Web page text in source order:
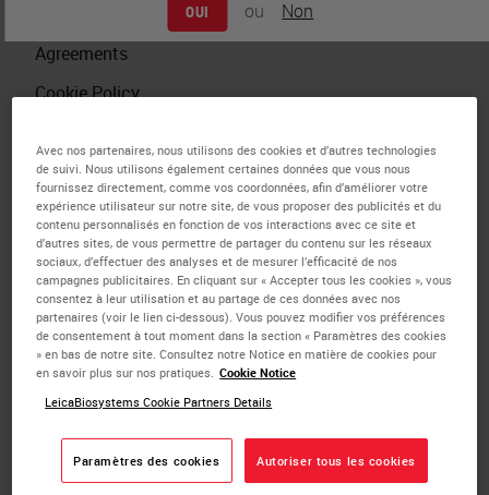
OUI ou Non
Politique de confidentialité
Agreements
Cookie Policy
Mentions légales
Investigator Initiated Study
Siège social international
Leica Biosystems Nussloch GmbH
Heidelberger Straße 17-19 69226 Nussloch
(Allemagne)
Avec nos partenaires, nous utilisons des cookies et d’autres technologies
de suivi. Nous utilisons également certaines données que vous nous
fournissez directement, comme vos coordonnées, afin d’améliorer votre
expérience utilisateur sur notre site, de vous proposer des publicités et du
contenu personnalisés en fonction de vos interactions avec ce site et
d’autres sites, de vous permettre de partager du contenu sur les réseaux
sociaux, d’effectuer des analyses et de mesurer l’efficacité de nos
campagnes publicitaires. En cliquant sur « Accepter tous les cookies », vous
consentez à leur utilisation et au partage de ces données avec nos
partenaires (voir le lien ci-dessous). Vous pouvez modifier vos préférences
de consentement à tout moment dans la section « Paramètres des cookies
» en bas de notre site. Consultez notre Notice en matière de cookies pour
en savoir plus sur nos pratiques.
Cookie Notice
LeicaBiosystems Cookie Partners Details
Paramètres des cookies Autoriser tous les cookies